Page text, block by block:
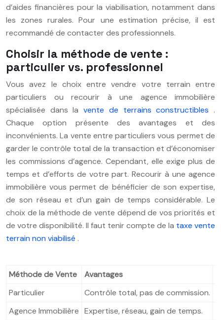
d’aides financières pour la viabilisation, notamment dans
les zones rurales. Pour une estimation précise, il est
recommandé de contacter des professionnels.
Choisir la méthode de vente :
particulier vs. professionnel
Vous avez le choix entre vendre votre terrain entre
particuliers ou recourir à une agence immobilière
spécialisée dans lavente de terrains constructibles .
Chaque option présente des avantages et des
inconvénients. La vente entre particuliers vous permet de
garder le contrôle total de la transaction et d’économiser
les commissions d’agence. Cependant, elle exige plus de
temps et d’efforts de votre part. Recourir à une agence
immobilière vous permet de bénéficier de son expertise,
de son réseau et d’un gain de temps considérable. Le
choix de la méthode de vente dépend de vos priorités et
de votre disponibilité. Il faut tenir compte de la taxe vente
terrain non viabilisé .
Méthode de Vente Avantages
Particulier
Contrôle total, pas de commission.
Agence Immobilière Expertise, réseau, gain de temps.